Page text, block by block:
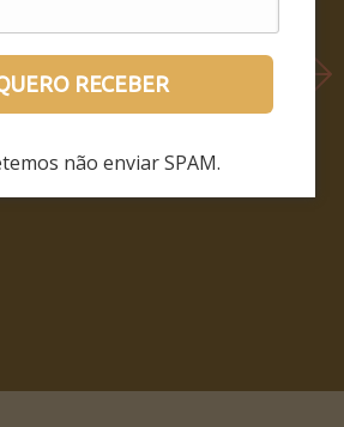
RECEBER
não enviar SPAM.